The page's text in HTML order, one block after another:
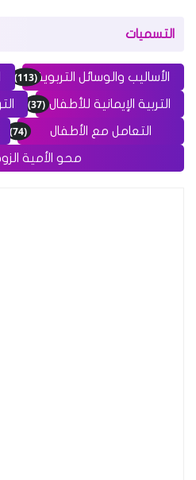
التسميات
الأساليب والوسائل التربوية(113)
التربية الإيمانية للأطفال (37)
التعامل مع الأطفال (74)
محو الأمية